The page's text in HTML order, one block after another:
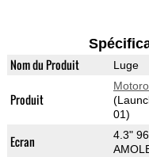
Nom du Produit Luge
Produit
01)
Ecran
4.3"